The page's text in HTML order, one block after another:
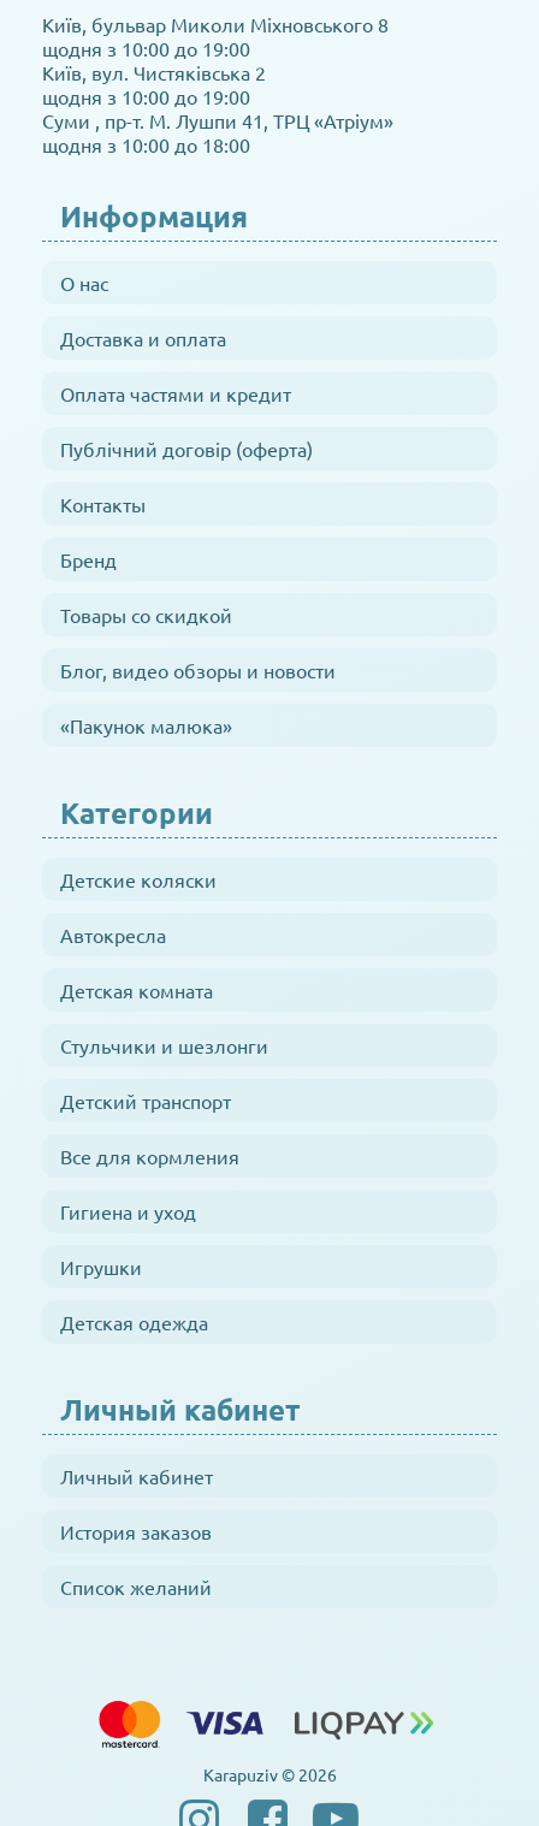
Київ, бульвар Миколи Міхновського 8
щодня з 10:00 до 19:00
Київ, вул. Чистяківська 2
щодня з 10:00 до 19:00
Суми , пр-т. М. Лушпи 41, ТРЦ «Атріум»
щодня з 10:00 до 18:00
Информация
О нас
Доставка и оплата
Оплата частями и кредит
Публічний договір (оферта)
Контакты
Бренд
Товары со скидкой
Блог, видео обзоры и новости
«Пакунок малюка»
Категории
Детские коляски
Автокресла
Детская комната
Стульчики и шезлонги
Детский транспорт
Все для кормления
Гигиена и уход
Игрушки
Детская одежда
Личный кабинет
Личный кабинет
История заказов
Список желаний
Karapuziv © 2026